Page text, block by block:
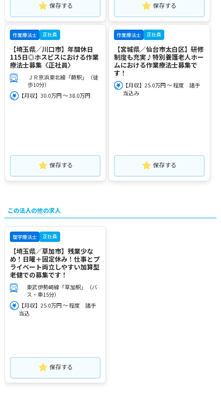
保存する 保存する
作業療法士 正社員
【埼玉県／川口市】年間休日
115日◎ホスピスにおける作業
療法士募集〈正社員〉
ＪＲ京浜東北線「蕨駅」（徒
歩10分）
【月収】30.0万円 ～ 38.0万円
保存する
作業療法士 正社員
【宮城県／仙台市太白区】研修
制度も充実♪特別養護老人ホー
ムにおける作業療法士募集で
す！
【月収】25.0万円 ～ 程度 諸手
当込み
保存する
この法人の他の求人
理学療法士 正社員
【埼玉県／草加市】残業少な
め！日曜＋固定休み！仕事とプ
ライベート両立しやすい加算型
老健での募集です！
東武伊勢崎線「草加駅」（バ
ス・車15分）
【月収】25.0万円 ～ 程度 諸手
当込
保存する